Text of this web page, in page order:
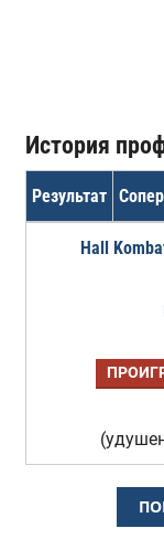
История
Результат
Hall